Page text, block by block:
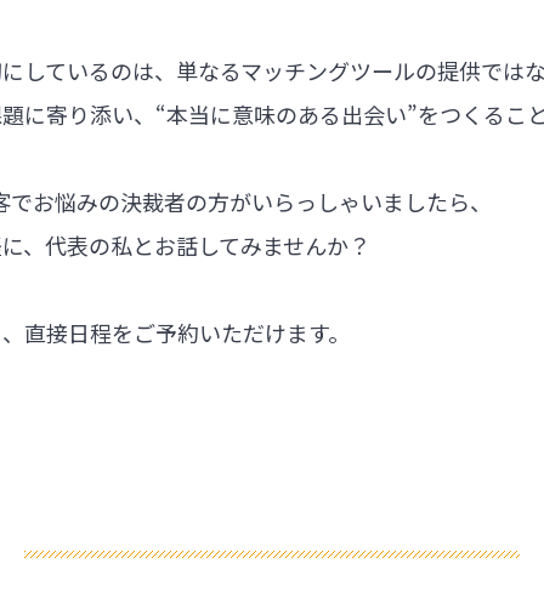
しているのは、単なるマッチングツールの提供では
に寄り添い、“本当に意味のある出会い”をつくるこ
お悩みの決裁者の方がいらっしゃいましたら、
、代表の私とお話してみませんか？
直接日程をご予約いただけます。